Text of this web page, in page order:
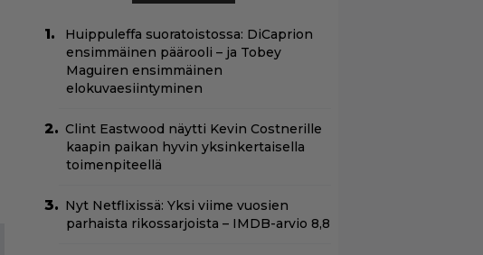
Huippuleffa suoratoistossa: DiCaprion
ensimmäinen päärooli – ja Tobey
Maguiren ensimmäinen
elokuvaesiintyminen
Clint Eastwood näytti Kevin Costnerille
kaapin paikan hyvin yksinkertaisella
toimenpiteellä
Nyt Netflixissä: Yksi viime vuosien
parhaista rikossarjoista – IMDB-arvio 8,8